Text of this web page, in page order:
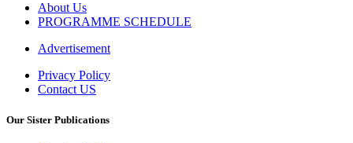
About Us
PROGRAMME SCHEDULE
Advertisement
Privacy Policy
Contact US
Our Sister Publications